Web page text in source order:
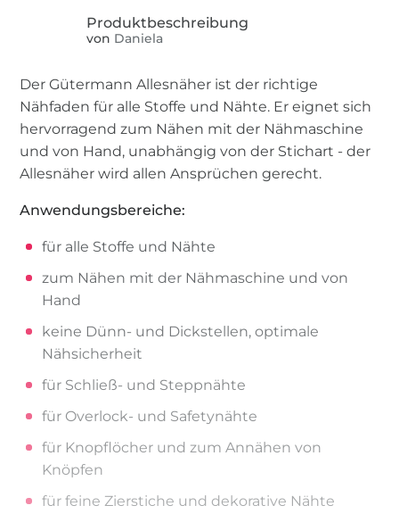
von Daniela
Der Gütermann Allesnäher ist der richtige
Nähfaden für alle Stoffe und Nähte. Er eignet sich
hervorragend zum Nähen mit der Nähmaschine
und von Hand, unabhängig von der Stichart - der
Allesnäher wird allen Ansprüchen gerecht.
Anwendungsbereiche:
für alle Stoffe und Nähte
zum Nähen mit der Nähmaschine und von
Hand
keine Dünn- und Dickstellen, optimale
Nähsicherheit
für Schließ- und Steppnähte
für Overlock- und Safetynähte
für Knopflöcher und zum Annähen von
Knöpfen
für feine Zierstiche und dekorative Nähte